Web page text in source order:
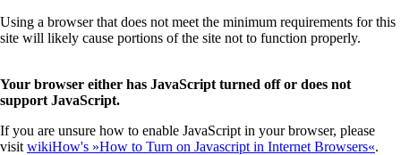
Using a browser that does not meet the minimum requirements for this
site will likely cause portions of the site not to function properly.
Your browser either has JavaScript turned off or does not
support JavaScript.
If you are unsure how to enable JavaScript in your browser, please
visit wikiHow's »How to Turn on Javascript in Internet Browsers«.